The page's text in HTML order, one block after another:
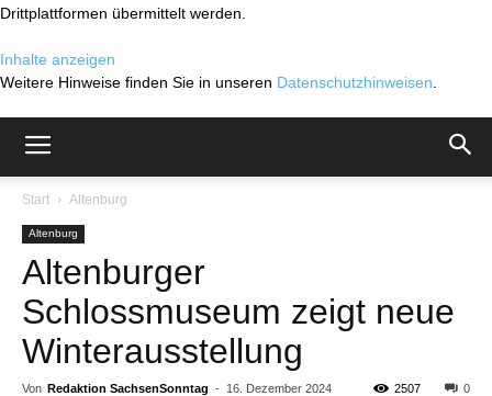
Drittplattformen übermittelt werden.
Inhalte anzeigen
Weitere Hinweise finden Sie in unseren Datenschutzhinweisen
Start Altenburg
Altenburg
Altenburger
Schlossmuseum zeigt neue
Winterausstellung
Von Redaktion SachsenSonntag - 16. Dezember 2024 0
2507